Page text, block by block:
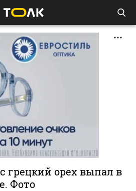
грецкий орех выпал в
Фото